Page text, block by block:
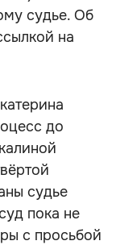
судье. Об
на
до
судье
пока не
с просьбой